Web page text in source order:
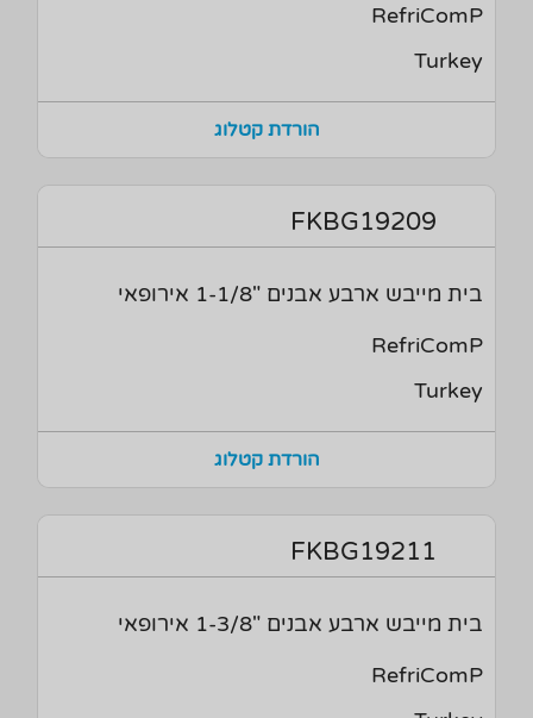
RefriComP
Turkey
הורדת קטלוג
FKBG19209
בית מייבש ארבע אבנים "1-1/8 אירופאי
RefriComP
Turkey
הורדת קטלוג
FKBG19211
בית מייבש ארבע אבנים "1-3/8 אירופאי
RefriComP